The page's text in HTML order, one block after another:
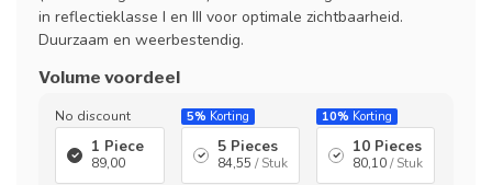
in reflectieklasse I en III voor optimale zichtbaarheid.
Duurzaam en weerbestendig.
Volume voordeel
No discount
1 Piece
89,00
5% Korting
5 Pieces
84,55 / Stuk
10% Korting
10 Pieces
80,10/ Stuk